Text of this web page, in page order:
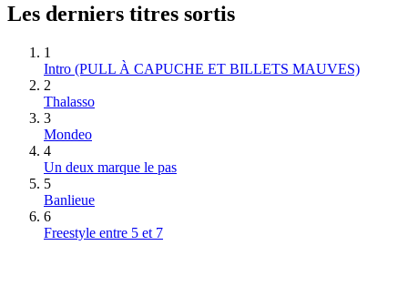
Les derniers titres sortis
1
Intro (PULL À CAPUCHE ET BILLETS MAUVES)
2
Thalasso
3
Mondeo
4
Un deux marque le pas
5
Banlieue
6
Freestyle entre 5 et 7